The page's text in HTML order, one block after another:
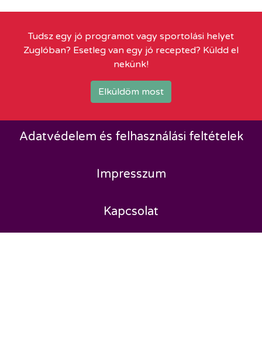
Tudsz egy jó programot vagy sportolási helyet
Zuglóban? Esetleg van egy jó recepted? Küldd el
nekünk!
Elküldöm most
Adatvédelem és felhasználási feltételek
Impresszum
Kapcsolat